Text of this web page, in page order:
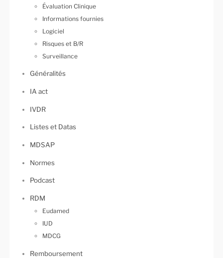
Évaluation Clinique
Informations fournies
Logiciel
Risques et B/R
Surveillance
Généralités
IA act
IVDR
Listes et Datas
MDSAP
Normes
Podcast
RDM
Eudamed
IUD
MDCG
Remboursement